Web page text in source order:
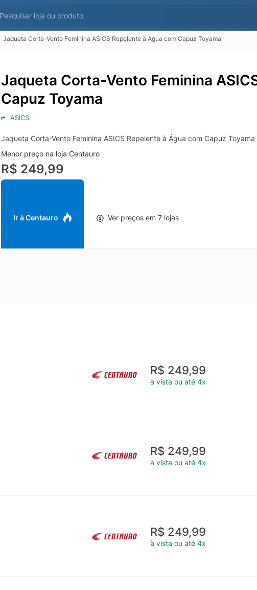
Jaqueta Corta-Vento Feminina ASICS Repelente à Água com Capuz Toyama
Jaqueta Corta-Vento Feminina
Capuz Toyama
ASICS
Jaqueta Corta-Vento Feminina ASICS Repelente à Água com Capuz Toyama
Menor preço na loja Centauro
R$ 249,99
Ir à Centauro Ver preços em 7 lojas
R$ 249,99
à vista ou até 4x
R$ 249,99
à vista ou até 4x
R$ 249,99
à vista ou até 4x